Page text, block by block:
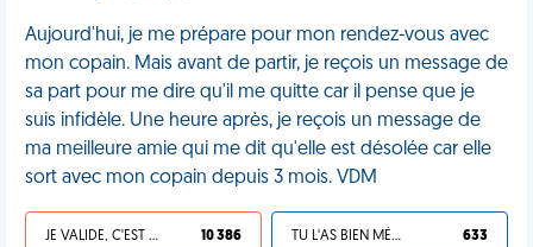
Aujourd'hui, je me prépare pour mon rendez-vous avec
mon copain. Mais avant de partir, je reçois un message de
sa part pour me dire qu'il me quitte car il pense que je
suis infidèle. Une heure après, je reçois un message de
ma meilleure amie qui me dit qu'elle est désolée car elle
sort avec mon copain depuis 3 mois. VDM
JE VALIDE, C'EST UNE VDM 10 386 TU L'AS BIEN MÉRITÉ 633